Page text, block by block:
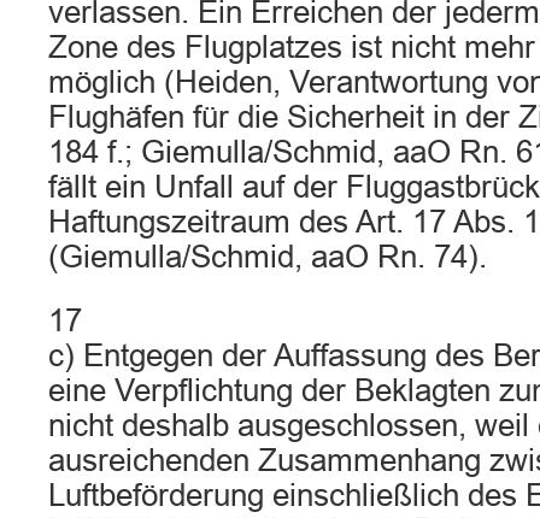
verlassen. Ein Erreichen der
Zone des Flugplatzes ist nicht
möglich (Heiden, Verantwortung
Flughäfen für die Sicherheit in der
184 f.; Giemulla/Schmid, aaO Rn.
fällt ein Unfall auf der
Haftungszeitraum des Art. 17 Abs.
(Giemulla/Schmid, aaO Rn. 74).
17
c) Entgegen der Auffassung des
eine Verpflichtung der Beklagten
nicht deshalb ausgeschlossen, weil
ausreichenden Zusammenhang
Luftbeförderung einschließlich des